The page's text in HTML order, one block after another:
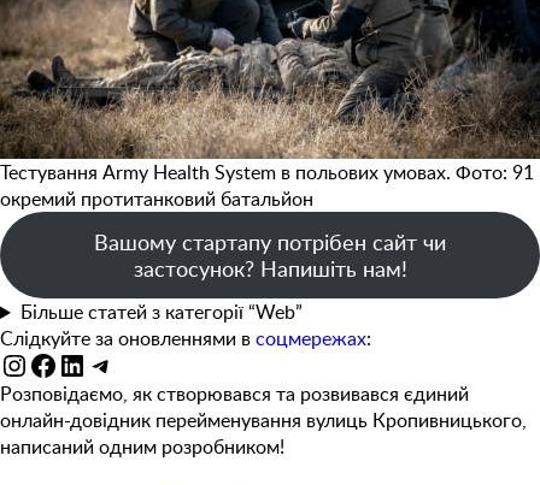
Тестування Army Health System в польових умовах. Фото: 91
окремий протитанковий батальйон
Вашому стартапу потрібен сайт чи
застосунок? Напишіть нам!
Більше статей з категорії “Web”
Слідкуйте за оновленнями всоцмережах:
Instagram
Facebook
LinkedIn
Telegram
Розповідаємо, як створювався та розвивався єдиний
онлайн-довідник перейменування вулиць Кропивницького,
написаний одним розробником!